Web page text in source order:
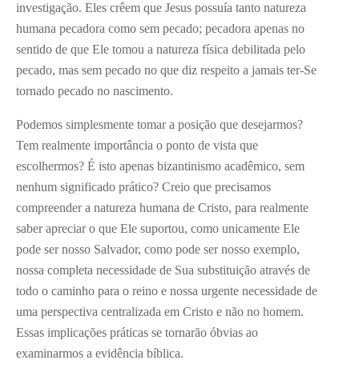
investigação. Eles crêem que Jesus possuía tanto natureza
humana pecadora como sem pecado; pecadora apenas no
sentido de que Ele tomou a natureza física debilitada pelo
pecado, mas sem pecado no que diz respeito a jamais ter-Se
tornado pecado no nascimento.
Podemos simplesmente tomar a posição que desejarmos?
Tem realmente importância o ponto de vista que
escolhermos? É isto apenas bizantinismo acadêmico, sem
nenhum significado prático? Creio que precisamos
compreender a natureza humana de Cristo, para realmente
saber apreciar o que Ele suportou, como unicamente Ele
pode ser nosso Salvador, como pode ser nosso exemplo,
nossa completa necessidade de Sua substituição através de
todo o caminho para o reino e nossa urgente necessidade de
uma perspectiva centralizada em Cristo e não no homem.
Essas implicações práticas se tornarão óbvias ao
examinarmos a evidência bíblica.